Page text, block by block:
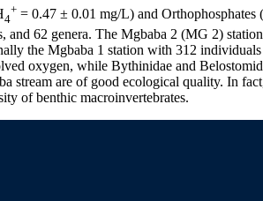
4
+ = 0.47 ± 0.01 mg/L) and Orthophosphates
62 genera. The Mgbaba 2 (MG 2)
the Mgbaba 1 station with 312
oxygen, while Bythinidae and
stream are of good ecological quality. In
of benthic macroinvertebrates.